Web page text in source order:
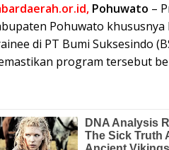
Pohuwato –
Pohuwato
di PT Bumi Suksesindo
program tersebut